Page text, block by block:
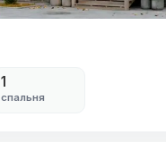
1
спальня